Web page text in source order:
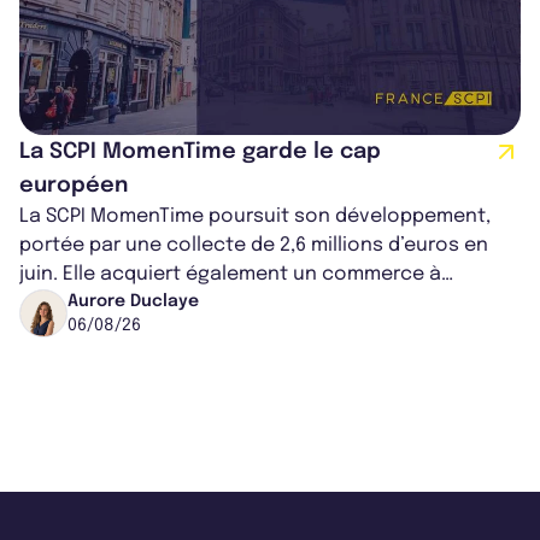
La SCPI MomenTime garde le cap
européen
La SCPI MomenTime poursuit son développement,
portée par une collecte de 2,6 millions d’euros en
juin. Elle acquiert également un commerce à
Worcester, place une plateforme logisti...
Aurore Duclaye
06/08/26